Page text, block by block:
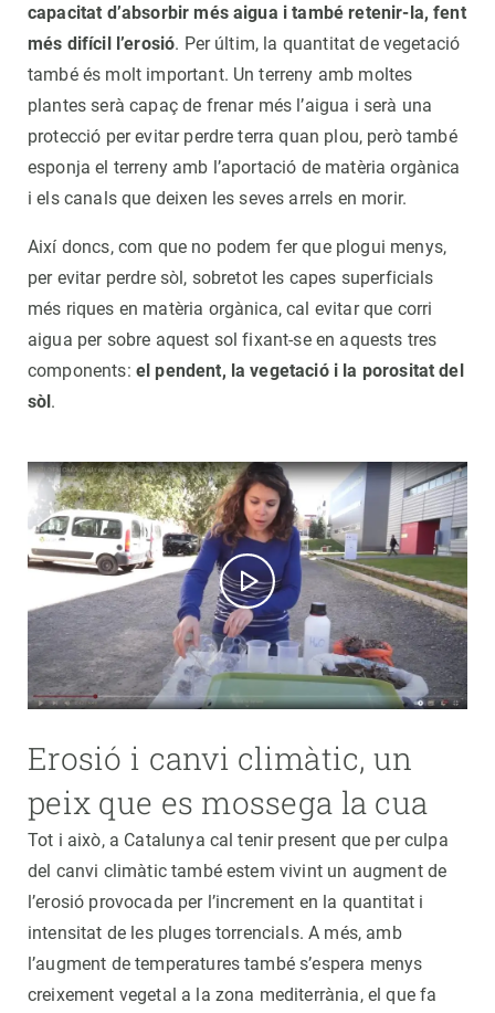
capacitat d’absorbir més aigua i també retenir-la, fent
més difícil l’erosió. Per últim, la quantitat de vegetació
també és molt important. Un terreny amb moltes
plantes serà capaç de frenar més l’aigua i serà una
protecció per evitar perdre terra quan plou, però també
esponja el terreny amb l’aportació de matèria orgànica
i els canals que deixen les seves arrels en morir.
Així doncs, com que no podem fer que plogui menys,
per evitar perdre sòl, sobretot les capes superficials
més riques en matèria orgànica, cal evitar que corri
aigua per sobre aquest sol fixant-se en aquests tres
components: el pendent, la vegetació i la porositat del
sòl.
Erosió i canvi climàtic, un
peix que es mossega la cua
Tot i això, a Catalunya cal tenir present que per culpa
del canvi climàtic també estem vivint un augment de
l’erosió provocada per l’increment en la quantitat i
intensitat de les pluges torrencials. A més, amb
l’augment de temperatures també s’espera menys
creixement vegetal a la zona mediterrània, el que fa